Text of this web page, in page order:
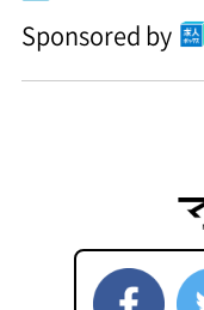
Sponsored by